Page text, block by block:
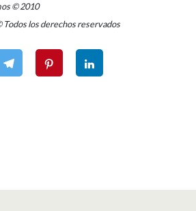
© 2010
Todos los derechos reservados